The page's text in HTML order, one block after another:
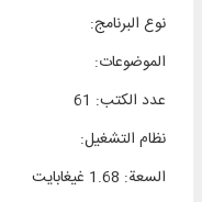
نوع البرنامج:
الموضوعات:
عدد الكتب:
61
نظام التشغیل:
السعة: 1.68 غيغابايت